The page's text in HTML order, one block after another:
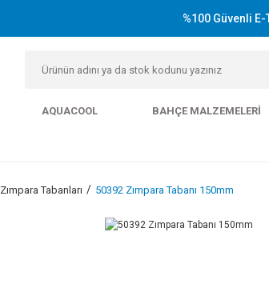
%100 Güvenli
AQUACOOL BAHÇE MALZEMELERI
Zımpara Tabanları 50392 Zımpara Tabanı 150mm